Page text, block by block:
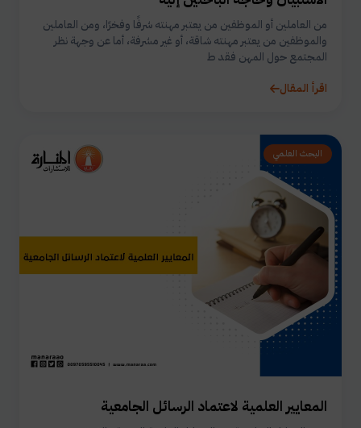
من العاملين أو الموظفين من يعتبر مهنته شرفًا وفخرًا، ومن العاملين
والموظفين من يعتبر مهنته شاقة، أو غير مشرفة، أما عن وجهة نظر
المجتمع حول المهن فقد ط
اقرأ المقال
البحث العلمي
المعايير العلمية لاعتماد الرسائل الجامعية